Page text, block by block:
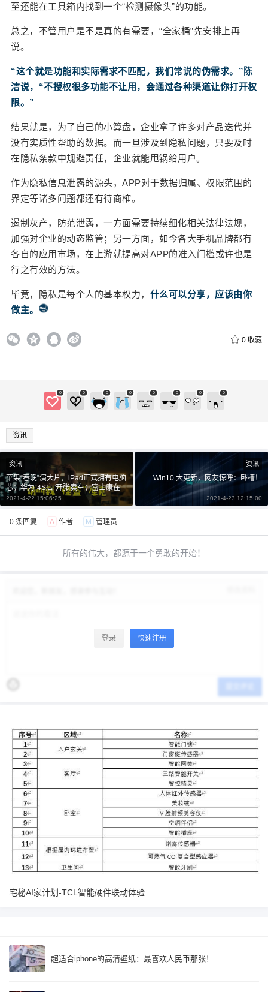
至还能在工具箱内找到一个“检测摄像头”的功能。
总之，不管用户是不是真的有需要，“全家桶”先安排上再
说。
“这个就是功能和实际需求不匹配，我们常说的伪需求。”陈
洁说，“不授权很多功能不让用，会通过各种渠道让你打开权
限。”
结果就是，为了自己的小算盘，企业拿了许多对产品迭代并
没有实质性帮助的数据。而一旦涉及到隐私问题，只要及时
在隐私条款中规避责任，企业就能甩锅给用户。
作为隐私信息泄露的源头，APP对于数据归属、权限范围的
界定等诸多问题都还有待商榷。
遏制灰产，防范泄露，一方面需要持续细化相关法律法规，
加强对企业的动态监管；另一方面，如今各大手机品牌都有
各自的应用市场，在上游就提高对APP的准入门槛或许也是
行之有效的方法。
毕竟，隐私是每个人的基本权力， 什么可以分享，应该由你
做主。
0 收藏
0 0 0 0 0 0 0 0
资讯
资讯
苹果“春晚”演大片，iPad正式拥有电脑
芯；华为“4S店”开张卖车；富士康在
美百亿投资计划终“跳水”
2021-4-22 15:06:25
资讯
Win10 大更新，网友惊呼：卧槽！
2021-4-23 12:15:00
0 条回复 A 作者 M 管理员
所有的伟大，都源于一个勇敢的开始！
登录 快速注册
宅秘AI家计划-TCL智能硬件联动体验
超适合iphone的高清壁纸：最喜欢人民币那张！